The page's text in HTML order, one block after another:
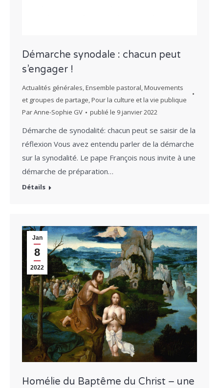
Démarche synodale : chacun peut
s’engager !
Actualités générales,Ensemble pastoral,Mouvements
et groupes de partage,Pour la culture et la vie publique
ParAnne-Sophie GV publié le 9 janvier 2022
Démarche de synodalité: chacun peut se saisir de la
réflexion Vous avez entendu parler de la démarche
sur la synodalité. Le pape François nous invite à une
démarche de préparation…
Détails
Jan
8
2022
Homélie du Baptême du Christ – une